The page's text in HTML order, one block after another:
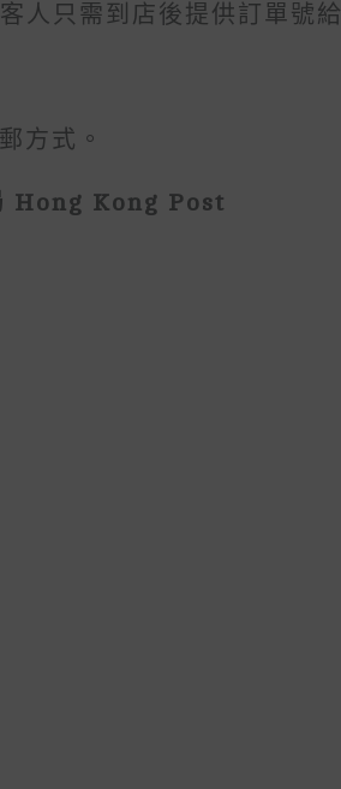
人只需到店後提供訂單號
方式。
Hong Kong Post